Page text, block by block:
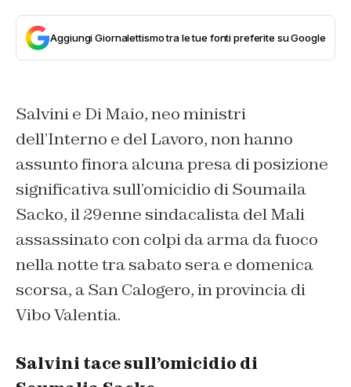
Aggiungi Giornalettismo tra le tue fonti preferite su Google
Salvini e Di Maio, neo ministri
dell’Interno e del Lavoro, non hanno
assunto finora alcuna presa di posizione
significativa sull’omicidio di Soumaila
Sacko, il 29enne sindacalista del Mali
assassinato con colpi da arma da fuoco
nella notte tra sabato sera e domenica
scorsa, a San Calogero, in provincia di
Vibo Valentia.
Salvini tace sull’omicidio di